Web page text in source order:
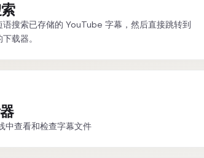
语搜索已存储的 YouTube 字幕，然后直接跳转到
载器。
中查看和检查字幕文件